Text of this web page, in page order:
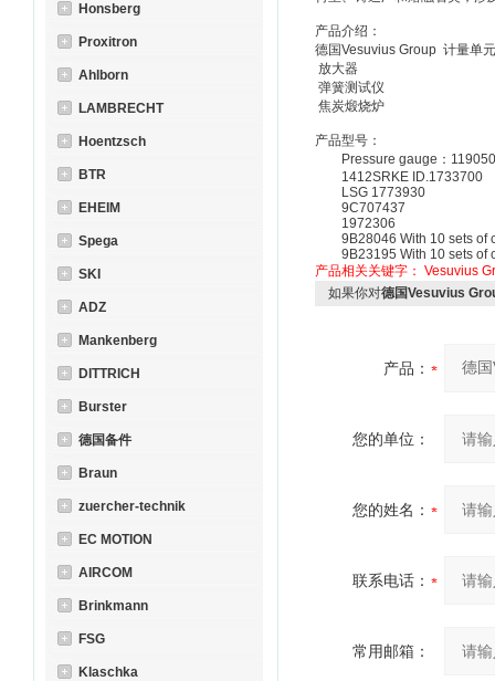
Honsberg
Proxitron
Ahlborn
LAMBRECHT
Hoentzsch
BTR
EHEIM
Spega
SKI
ADZ
Mankenberg
DITTRICH
Burster
德国备件
Braun
zuercher-technik
EC MOTION
AIRCOM
Brinkmann
FSG
Klaschka
产品介绍：
德国Vesuvius Group 计量单元
放大器
弹簧测试仪
焦炭煅烧炉
产品型号：
Pressure gauge：
1412SRKE ID.1733700
LSG 1773930
9C707437
1972306
9B28046 With 10 sets of
9B23195 With 10 sets of
产品相关关键字： Vesuvius
如果你对德国Vesuvius
产品：
您的单位：
您的姓名：
联系电话：
常用邮箱：